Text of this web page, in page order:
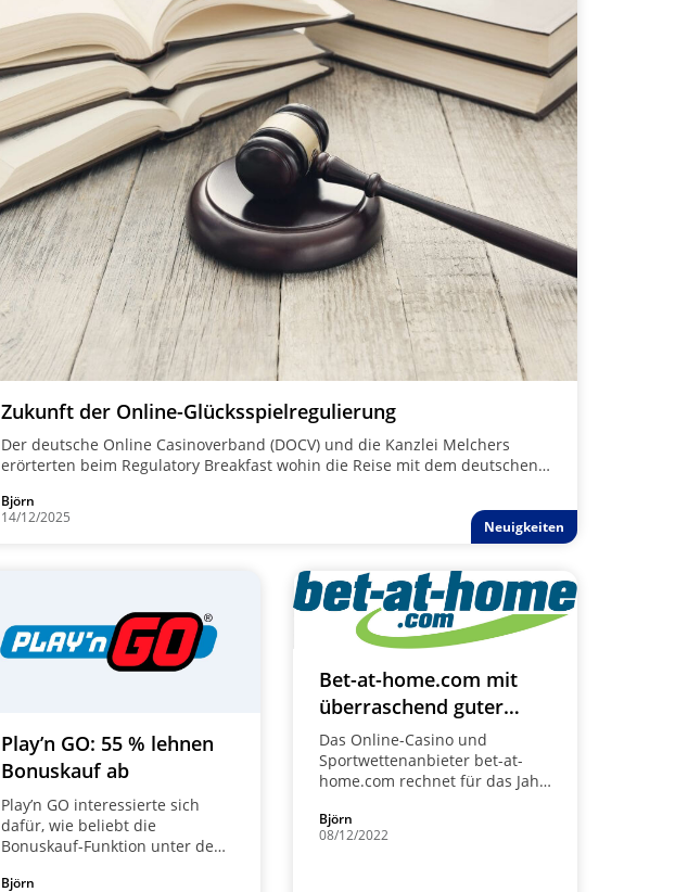
Zukunft der Online-Glücksspielregulierung
Der deutsche Online Casinoverband (DOCV) und die Kanzlei Melchers
erörterten beim Regulatory Breakfast wohin die Reise mit dem deutschen
Björn
14/12/2025
Neuigkeiten
Play’n GO: 55 % lehnen
Bonuskauf ab
Play’n GO interessierte sich
dafür, wie beliebt die
Bonuskauf-Funktion unter den
nicht nur für Play’n GO eine
Björn
Bet-at-home.com mit
überraschend guter
Umsatzprognose
Das Online-Casino und
Sportwettenanbieter bet-at-
home.com rechnet für das Jahr
von fast 54 Millionen Euro
(bisher zwischen 45 und 50
Björn
08/12/2022